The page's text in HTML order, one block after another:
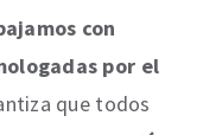
con
por el
que todos